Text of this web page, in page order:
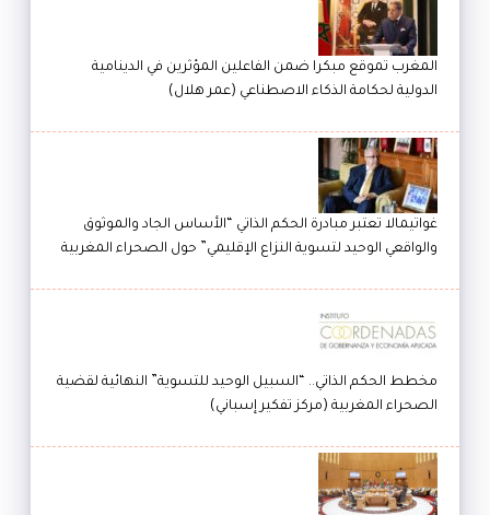
المغرب تموقع مبكرا ضمن الفاعلين المؤثرين في الدينامية
الدولية لحكامة الذكاء الاصطناعي (عمر هلال)
غواتيمالا تعتبر مبادرة الحكم الذاتي “الأساس الجاد والموثوق
والواقعي الوحيد لتسوية النزاع الإقليمي” حول الصحراء المغربية
مخطط الحكم الذاتي.. “السبيل الوحيد للتسوية” النهائية لقضية
الصحراء المغربية (مركز تفكير إسباني)